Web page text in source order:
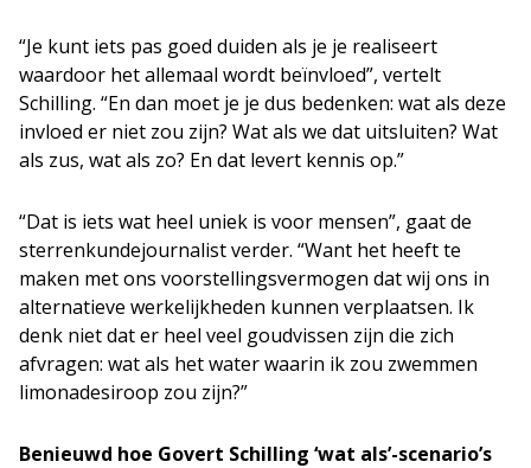
“Je kunt iets pas goed duiden als je je realiseert
waardoor het allemaal wordt beïnvloed”, vertelt
Schilling. “En dan moet je je dus bedenken: wat als deze
invloed er niet zou zijn? Wat als we dat uitsluiten? Wat
als zus, wat als zo? En dat levert kennis op.”
“Dat is iets wat heel uniek is voor mensen”, gaat de
sterrenkundejournalist verder. “Want het heeft te
maken met ons voorstellingsvermogen dat wij ons in
alternatieve werkelijkheden kunnen verplaatsen. Ik
denk niet dat er heel veel goudvissen zijn die zich
afvragen: wat als het water waarin ik zou zwemmen
limonadesiroop zou zijn?”
Benieuwd hoe Govert Schilling ‘wat als’-scenario’s